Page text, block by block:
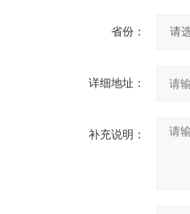
省份：
详细地址：
补充说明：